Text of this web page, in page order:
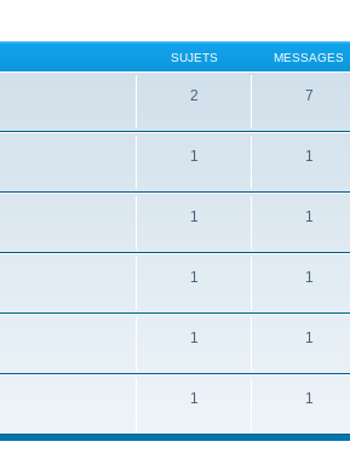
SUJETS MESSAGES
2 7
1 1
1 1
1 1
1 1
1 1